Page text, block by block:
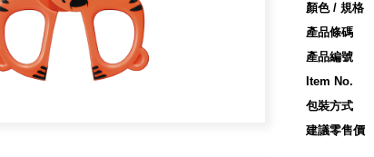
顏色 / 規格
產品條碼
產品編號
Item No.
包裝方式
建議零售價